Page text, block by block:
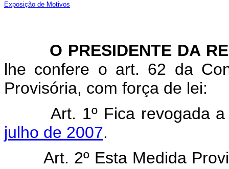
Exposição de Motivos
O PRESIDENTE DA
lhe confere o art. 62 da
Provisória, com força de lei:
Art. 1º Fica revogada
julho de 2007.
Art. 2º Esta Medida